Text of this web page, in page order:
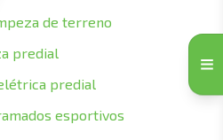
de terreno
predial
predial
esportivos